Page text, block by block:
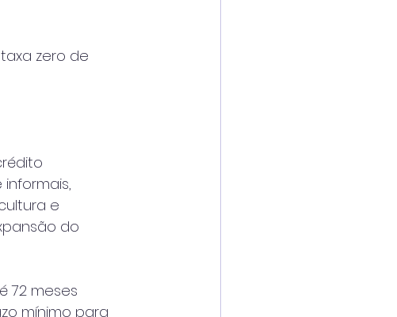
zero de
e
do
72 meses
mínimo para